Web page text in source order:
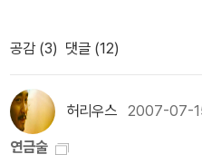
보여준다. 상상력의 힘을 강조하
주창한 질베르 뒤랑을 꼽을 수 있
고 있어서 흥미를 끈다. 안 그래도
관심을 갖게 돼 주섬주섬 관련서
에의 책 두 권에도 손길이 안 갈
구의 삶을 살고 싶으세요?소인
안의 일이 아닌가? 그럼율리시즈
난 후가 완전히 달랐던, 이른바 ‘
들이 재밌긴 했는데, 수많은 찬탄
나묘미를 주진 않았다. 너무 기대
장 예쁘다고, 책 내용과 잘 어울린
공감 (3) 댓글 (12)
허리우스 2007-07-
연금술